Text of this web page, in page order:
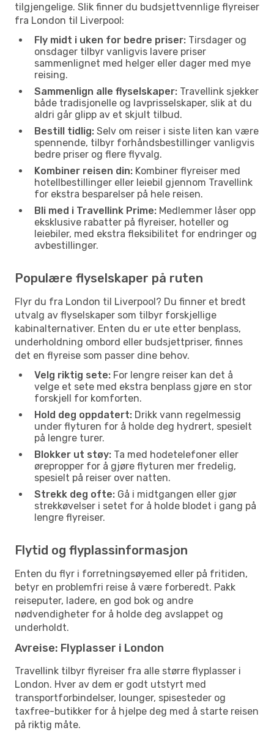
tilgjengelige. Slik finner du budsjettvennlige flyreiser
fra London til Liverpool:
Fly midt i uken for bedre priser: Tirsdager og
onsdager tilbyr vanligvis lavere priser
sammenlignet med helger eller dager med mye
reising.
Sammenlign alle flyselskaper: Travellink sjekker
både tradisjonelle og lavprisselskaper, slik at du
aldri går glipp av et skjult tilbud.
Bestill tidlig: Selv om reiser i siste liten kan være
spennende, tilbyr forhåndsbestillinger vanligvis
bedre priser og flere flyvalg.
Kombiner reisen din: Kombiner flyreiser med
hotellbestillinger eller leiebil gjennom Travellink
for ekstra besparelser på hele reisen.
Bli med i Travellink Prime: Medlemmer låser opp
eksklusive rabatter på flyreiser, hoteller og
leiebiler, med ekstra fleksibilitet for endringer og
avbestillinger.
Populære flyselskaper på ruten
Flyr du fra London til Liverpool? Du finner et bredt
utvalg av flyselskaper som tilbyr forskjellige
kabinalternativer. Enten du er ute etter benplass,
underholdning ombord eller budsjettpriser, finnes
det en flyreise som passer dine behov.
Velg riktig sete: For lengre reiser kan det å
velge et sete med ekstra benplass gjøre en stor
forskjell for komforten.
Hold deg oppdatert: Drikk vann regelmessig
under flyturen for å holde deg hydrert, spesielt
på lengre turer.
Blokker ut støy: Ta med hodetelefoner eller
ørepropper for å gjøre flyturen mer fredelig,
spesielt på reiser over natten.
Strekk deg ofte: Gå i midtgangen eller gjør
strekkøvelser i setet for å holde blodet i gang på
lengre flyreiser.
Flytid og flyplassinformasjon
Enten du flyr i forretningsøyemed eller på fritiden,
betyr en problemfri reise å være forberedt. Pakk
reiseputer, ladere, en god bok og andre
nødvendigheter for å holde deg avslappet og
underholdt.
Avreise: Flyplasser i London
Travellink tilbyr flyreiser fra alle større flyplasser i
London. Hver av dem er godt utstyrt med
transportforbindelser, lounger, spisesteder og
taxfree-butikker for å hjelpe deg med å starte reisen
på riktig måte.